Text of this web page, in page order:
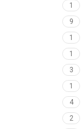
1
9
1
1
3
1
4
2